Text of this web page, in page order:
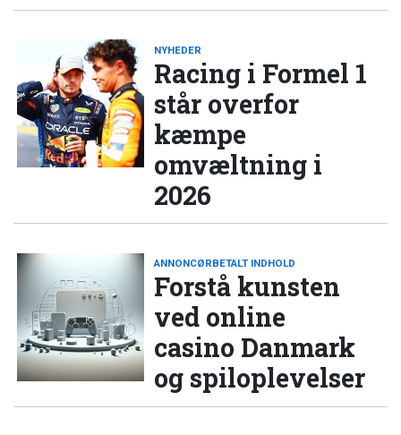
NYHEDER
Racing i Formel 1
står overfor
kæmpe
omvæltning i
2026
ANNONCØRBETALT INDHOLD
Forstå kunsten
ved online
casino Danmark
og spiloplevelser